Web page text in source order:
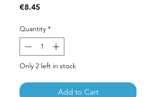
€8.45Price
Quantity *
Only 2 left in stock
Add to Cart